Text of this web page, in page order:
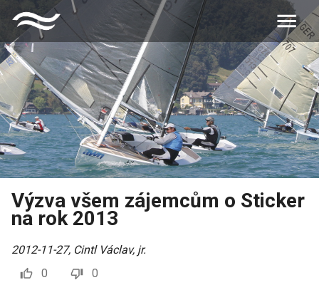
Výzva všem zájemcům o Sticker
na rok 2013
2012-11-27, Cintl Václav, jr.
0
0